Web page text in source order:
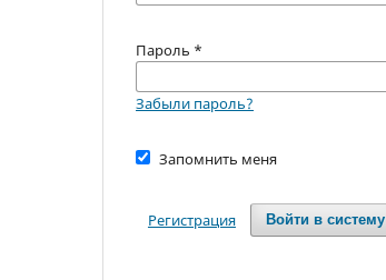
Пароль *
Забыли пароль?
Запомнить меня
Войти в систему
Регистрация